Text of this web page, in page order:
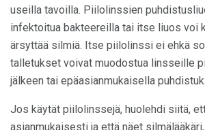
useilla tavoilla. Piilolinssien
infektoitua bakteereilla tai itse liuos voi
ärsyttää silmiä. Itse piilolinssi ei ehkä
talletukset voivat muodostua linsseille
jälkeen tai epäasianmukaisella
Jos käytät piilolinssejä, huolehdi siitä,
asianmukaisesti ja että näet